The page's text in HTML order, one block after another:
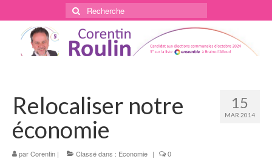
Rechercher
:
15
MAR 2014
Relocaliser notre
économie
parCorentin | Classé dans : Economie | 0